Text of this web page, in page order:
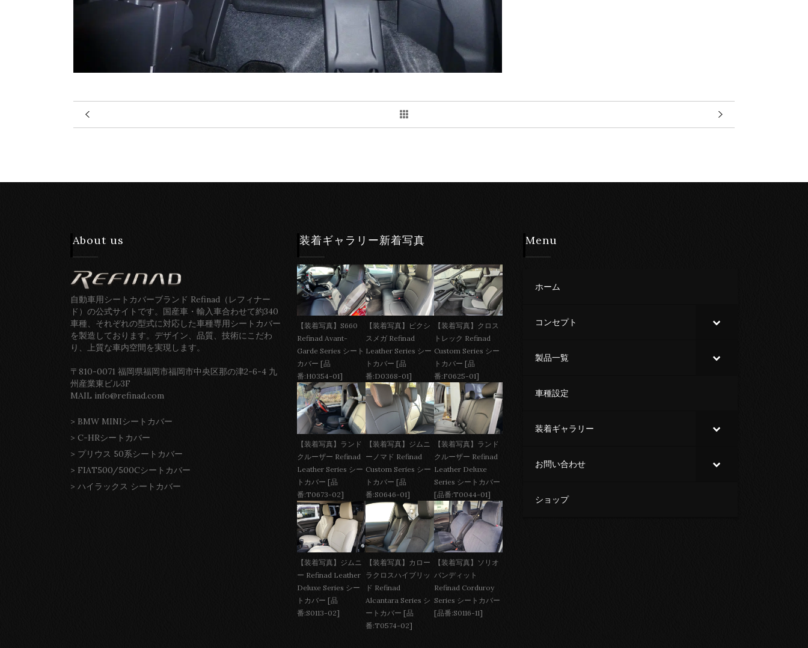
About us
自動車用シートカバーブランド Refinad（レフィナー
ド）の公式サイトです。国産車・輸入車合わせて約340
車種、それぞれの型式に対応した車種専用シートカバー
を製造しております。デザイン、品質、技術にこだわ
り、上質な車内空間を実現します。
〒810-0071 福岡県福岡市福岡市中央区那の津2-6-4 九
州産業東ビル3F
MAIL info@refinad.com
> BMW MINIシートカバー
> C-HRシートカバー
> プリウス 50系シートカバー
> FIAT500/500Cシートカバー
> ハイラックス シートカバー
装着ギャラリー新着写真
【装着写真】S660
Refinad Avant-
Garde Series シート
カバー [品
番:H0354-01]
【装着写真】ピクシ
スメガ Refinad
Leather Series シー
トカバー [品
番:D0368-01]
【装着写真】クロス
トレック Refinad
Custom Series シー
トカバー [品
番:F0625-01]
【装着写真】ランド
クルーザー Refinad
Leather Series シー
トカバー [品
番:T0673-02]
【装着写真】ジムニ
ーノマド Refinad
Custom Series シー
トカバー [品
番:S0646-01]
【装着写真】ランド
クルーザー Refinad
Leather Deluxe
Series シートカバー
[品番:T0044-01]
【装着写真】ジムニ
ー Refinad Leather
Deluxe Series シー
トカバー [品
番:S0113-02]
【装着写真】カロー
ラクロスハイブリッ
ド Refinad
Alcantara Series シ
ートカバー [品
番:T0574-02]
【装着写真】ソリオ
バンディット
Refinad Corduroy
Series シートカバー
[品番:S0116-11]
Menu
ホーム
コンセプト
製品一覧
車種設定
装着ギャラリー
お問い合わせ
ショップ